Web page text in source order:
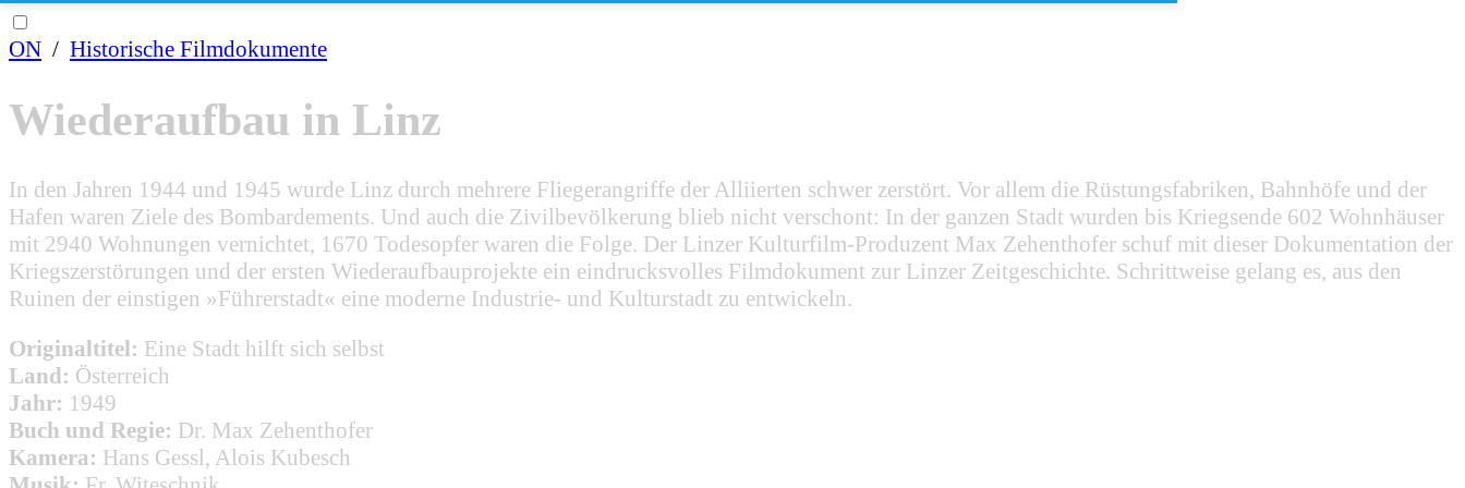
ON / Historische Filmdokumente
Wiederaufbau in Linz
In den Jahren 1944 und 1945 wurde Linz durch mehrere Fliegerangriffe der Alliierten schwer zerstört. Vor allem die Rüstungsfabriken, Bahnhöfe und der
Hafen waren Ziele des Bombardements. Und auch die Zivilbevölkerung blieb nicht verschont: In der ganzen Stadt wurden bis Kriegsende 602 Wohnhäuser
mit 2940 Wohnungen vernichtet, 1670 Todesopfer waren die Folge. Der Linzer Kulturfilm-Produzent Max Zehenthofer schuf mit dieser Dokumentation der
Kriegszerstörungen und der ersten Wiederaufbauprojekte ein eindrucksvolles Filmdokument zur Linzer Zeitgeschichte. Schrittweise gelang es, aus den
Ruinen der einstigen »Führerstadt« eine moderne Industrie- und Kulturstadt zu entwickeln.
Originaltitel: Eine Stadt hilft sich selbst
Land: Österreich
Jahr: 1949
Buch und Regie: Dr. Max Zehenthofer
Kamera: Hans Gessl, Alois Kubesch